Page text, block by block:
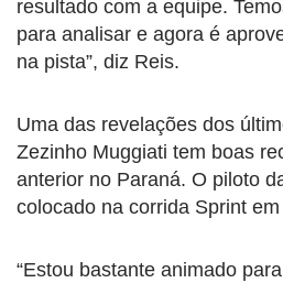
resultado com a equipe.
para analisar e agora é
na pista”, diz Reis.
Uma das revelações dos
Zezinho Muggiati tem boas
anterior no Paraná. O piloto
colocado na corrida Sprint
“Estou bastante animado